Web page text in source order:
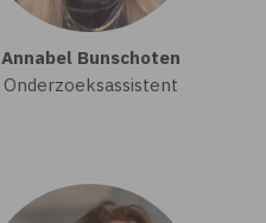
Annabel Bunschoten
Onderzoeksassistent